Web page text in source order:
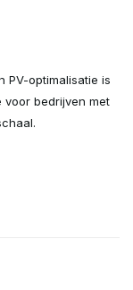
PV-optimalisatie is
voor bedrijven met